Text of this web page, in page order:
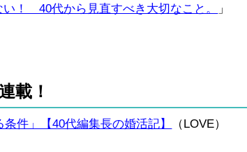
！ 40代から見直すべき大切なこと。
」
載！
件」【40代編集長の婚活記】 （LOVE）